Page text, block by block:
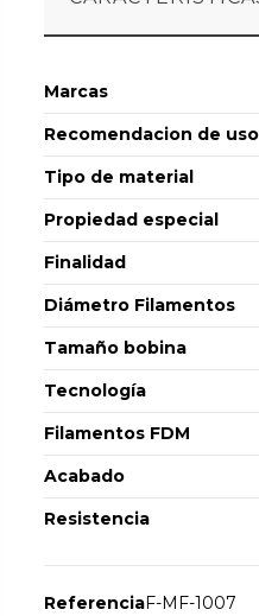
Marcas
Recomendacion de uso
Tipo de material
Propiedad especial
Finalidad
Diámetro Filamentos
Tamaño bobina
Tecnología
Filamentos FDM
Acabado
Resistencia
ReferenciaF-MF-1007